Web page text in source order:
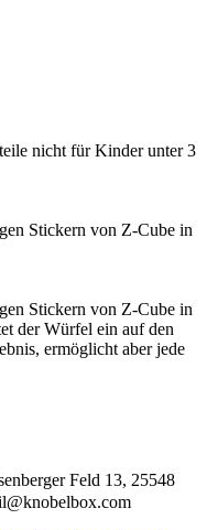
nicht für Kinder unter 3
Stickern von Z-Cube in
Stickern von Z-Cube in
der Würfel ein auf den
ermöglicht aber jede
Feld 13, 25548